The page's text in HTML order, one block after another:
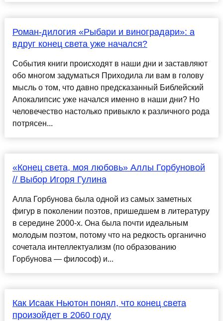
Роман-дилогия «Рыбари и виноградари»: а
вдруг конец света уже начался?
События книги происходят в наши дни и заставляют
обо многом задуматься Приходила ли вам в голову
мысль о том, что давно предсказанный Библейский
Апокалипсис уже начался именно в наши дни? Но
человечество настолько привыкло к различного рода
потрясен...
«Конец света, моя любовь» Аллы Горбуновой
// Выбор Игоря Гулина
Алла Горбунова была одной из самых заметных
фигур в поколении поэтов, пришедшем в литературу
в середине 2000-х. Она была почти идеальным
молодым поэтом, потому что на редкость органично
сочетала интеллектуализм (по образованию
Горбунова — философ) и...
Как Исаак Ньютон понял, что конец света
произойдет в 2060 году